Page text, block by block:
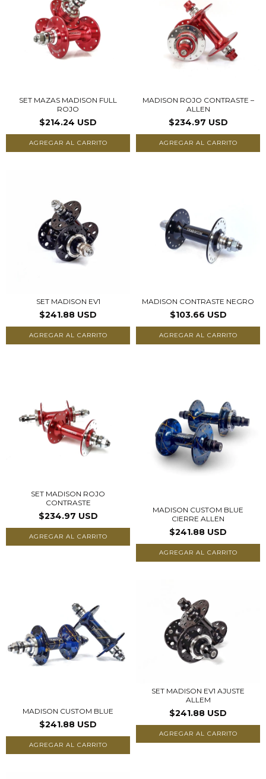
SET MAZAS MADISON FULL
ROJO
$214.24 USD
AGREGAR AL CARRITO
MADISON ROJO CONTRASTE –
ALLEN
$234.97 USD
AGREGAR AL CARRITO
SET MADISON EV1
$241.88 USD
AGREGAR AL CARRITO
MADISON CONTRASTE NEGRO
$103.66 USD
AGREGAR AL CARRITO
SET MADISON ROJO
CONTRASTE
$234.97 USD
AGREGAR AL CARRITO
MADISON CUSTOM BLUE
CIERRE ALLEN
$241.88 USD
AGREGAR AL CARRITO
MADISON CUSTOM BLUE
$241.88 USD
AGREGAR AL CARRITO
SET MADISON EV1 AJUSTE
ALLEM
$241.88 USD
AGREGAR AL CARRITO